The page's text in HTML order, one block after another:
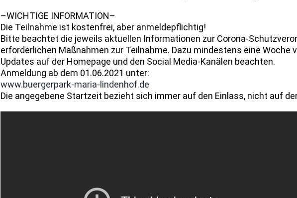
–WICHTIGE INFORMATION–
Die Teilnahme ist kostenfrei, aber anmeldepflichtig!
Bitte beachtet die jeweils aktuellen Informationen zur Corona-
erforderlichen Maßnahmen zur Teilnahme. Dazu mindestens eine Woche
Updates auf der Homepage und den Social Media-Kanälen beachten.
Anmeldung ab dem 01.06.2021 unter:
www.buergerpark-maria-lindenhof.de
Die angegebene Startzeit bezieht sich immer auf den Einlass, nicht auf